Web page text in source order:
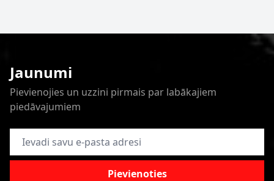
Jaunumi
Pievienojies un uzzini pirmais par labākajiem
piedāvajumiem
E-pasta adrese
Pievienoties